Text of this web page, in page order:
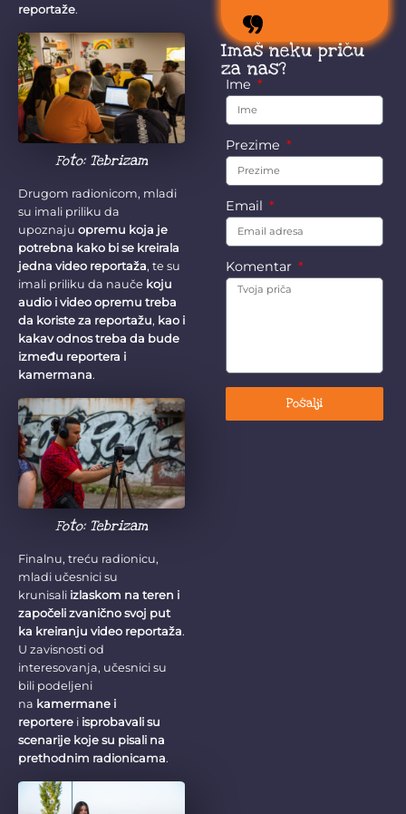
reportaže.
Foto: Tebrizam
Drugom radionicom, mladi
su imali priliku da
upoznaju opremu koja je
potrebna kako bi se kreirala
jedna video reportaža, te su
imali priliku da nauče koju
audio i video opremu treba
da koriste za reportažu, kao i
kakav odnos treba da bude
između reportera i
kamermana.
Foto: Tebrizam
Finalnu, treću radionicu,
mladi učesnici su
krunisali izlaskom na teren i
započeli zvanično svoj put
ka kreiranju video reportaža.
U zavisnosti od
interesovanja, učesnici su
bili podeljeni
na kamermane i
reportere i isprobavali su
scenarije koje su pisali na
prethodnim radionicama.
Imaš neku priču
za nas?
Ime
Prezime
Email
Komentar
Pošalji